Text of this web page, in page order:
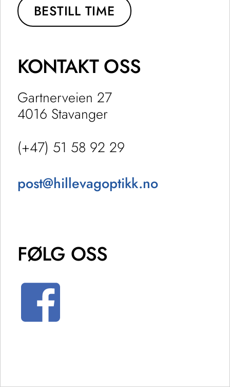
BESTILL TIME
KONTAKT OSS
Gartnerveien 27
4016 Stavanger
(+47) 51 58 92 29
post@hillevagoptikk.no
FØLG OSS